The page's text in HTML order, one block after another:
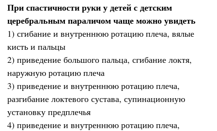
При спастичности руки у детей с детским
церебральным параличом чаще можно увидеть
1) сгибание и внутреннюю ротацию плеча, вялые
кисть и пальцы
2) приведение большого пальца, сгибание локтя,
наружную ротацию плеча
3) приведение и внутреннюю ротацию плеча,
разгибание локтевого сустава, супинационную
установку предплечья
4) приведение и внутреннюю ротацию плеча,